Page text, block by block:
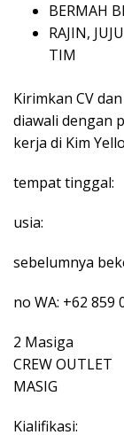
BERMAH
RAJIN,
TIM
Kirimkan CV
diawali dengan
kerja di Kim
tempat tinggal:
usia:
sebelumnya
no WA: +62 859
2 Masiga
CREW OUTLET
MASIG
Kialifikasi: